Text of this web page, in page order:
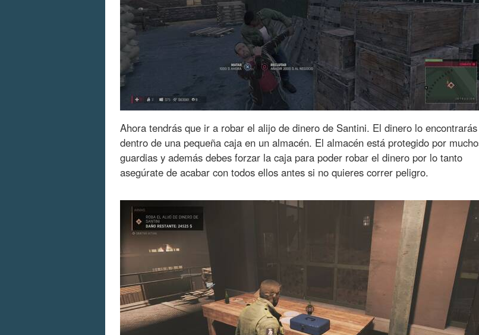
Ahora tendrás que ir a robar el alijo de dinero de Santini. El dinero lo encontrarás
dentro de una pequeña caja en un almacén. El almacén está protegido por
guardias y además debes forzar la caja para poder robar el dinero por lo tanto
asegúrate de acabar con todos ellos antes si no quieres correr peligro.